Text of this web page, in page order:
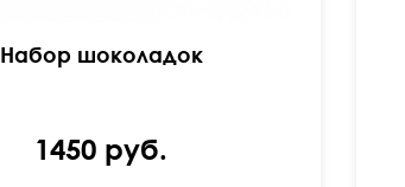
Набор шоколадок
1450 руб.